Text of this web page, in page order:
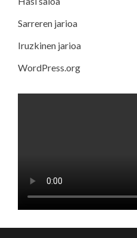
Sarreren jarioa
Iruzkinen jarioa
WordPress.org